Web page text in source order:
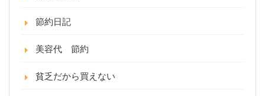
節約日記
美容代 節約
貧乏だから買えない